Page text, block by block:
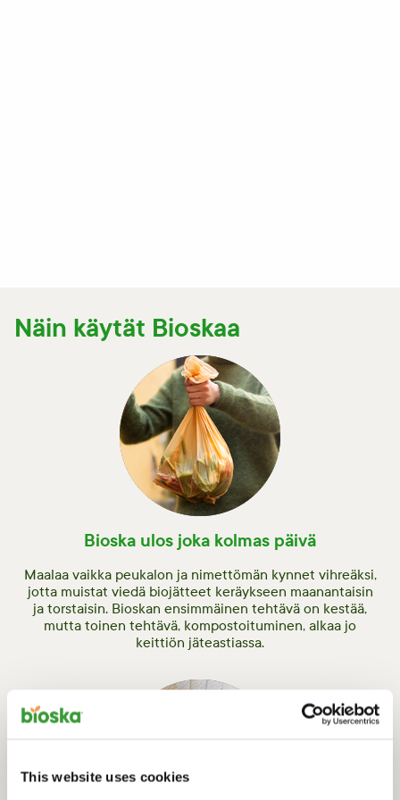
This website uses cookies
Näin käytät Bioskaa
Bioska ulos joka kolmas päivä
Maalaa vaikka peukalon ja nimettömän kynnet vihreäksi,
jotta muistat viedä biojätteet keräykseen maanantaisin
ja torstaisin. Bioskan ensimmäinen tehtävä on kestää,
mutta toinen tehtävä, kompostoituminen, alkaa jo
keittiön jäteastiassa.